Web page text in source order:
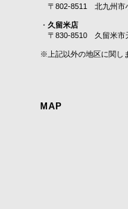
〒802-8511 北九州市
・ 久留米店
〒830-8510 久留米市
※上記以外の地区に関し
MAP